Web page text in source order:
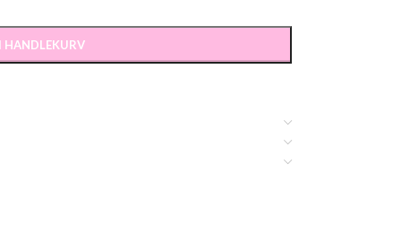
HANDLEKURV